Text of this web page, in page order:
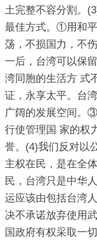
土完整不容分割。
最佳方式。①用和
荡，不损国力，不
一后，台湾可以保
湾同胞的生活方 式
证，永享太平。台
广阔的发展空间。
行使管理国 家的权
誉。(4)我们反对以
主权在民，是在全
民，台湾只是中华
运应该由包括台湾
决不承诺放弃使用
国政府有权采取一